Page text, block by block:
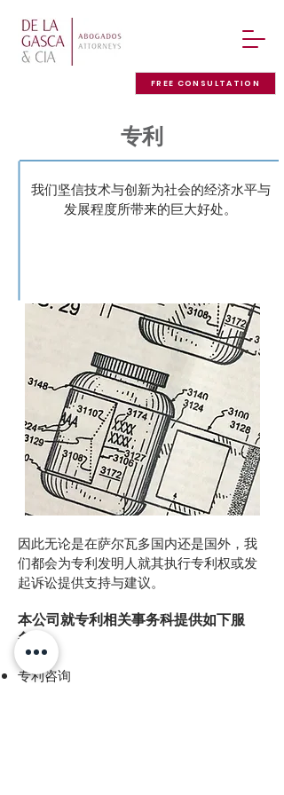
FREE CONSULTATION
专利
我们坚信技术与创新为社会的经济水平与
发展程度所带来的巨大好处。
因此无论是在萨尔瓦多国内还是国外，我
们都会为专利发明人就其执行专利权或发
起诉讼提供支持与建议。
本公司就专利相关事务科提供如下服
务：
专利咨询